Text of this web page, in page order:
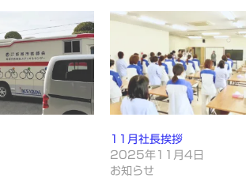
11月社長挨拶
2025年11月4日
お知らせ